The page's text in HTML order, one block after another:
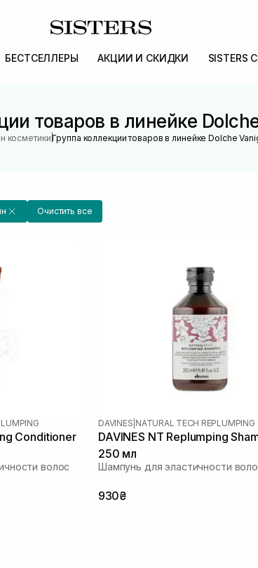
БЕСТСЕЛЛЕРЫ АКЦИИ И СКИДКИ SISTERS
товаров в линейке
косметики |Группа коллекции товаров в линейке Dolche
Очистить все
Conditioner
волос
DAVINES NATURAL TECH REPLUMPING
DAVINES NT Replumping
250 мл
Шампунь для эластичности
930₴